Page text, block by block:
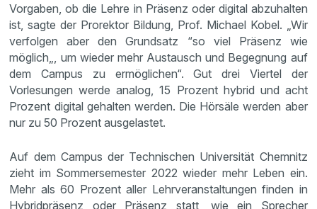
Vorgaben, ob die Lehre in Präsenz oder digital abzuhalten
ist, sagte der Prorektor Bildung, Prof. Michael Kobel. „Wir
verfolgen aber den Grundsatz “so viel Präsenz wie
möglich„, um wieder mehr Austausch und Begegnung auf
dem Campus zu ermöglichen“. Gut drei Viertel der
Vorlesungen werde analog, 15 Prozent hybrid und acht
Prozent digital gehalten werden. Die Hörsäle werden aber
nur zu 50 Prozent ausgelastet.
Auf dem Campus der Technischen Universität Chemnitz
zieht im Sommersemester 2022 wieder mehr Leben ein.
Mehr als 60 Prozent aller Lehrveranstaltungen finden in
Hybridpräsenz oder Präsenz statt, wie ein Sprecher